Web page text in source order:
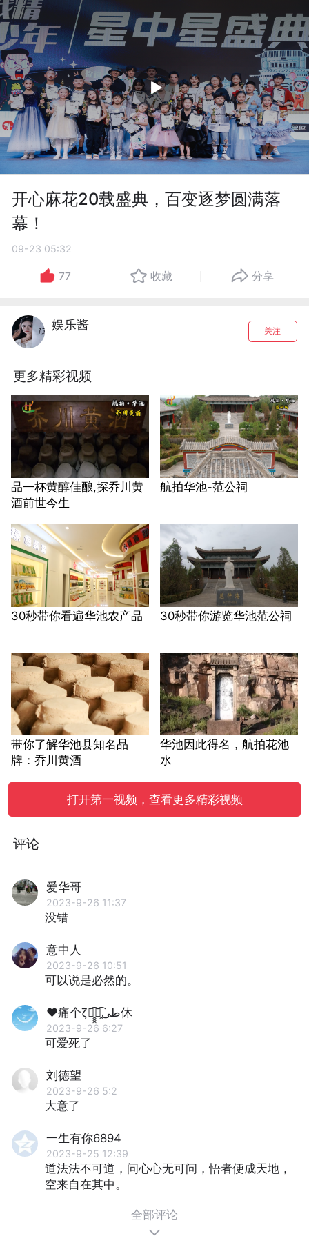
开心麻花20载盛典，百变逐梦圆满落
幕！
09-23 05:32
77 收藏 分享
娱乐酱 关注
更多精彩视频
品一杯黄醇佳酿,探乔川黄
酒前世今生
航拍华池-范公祠
30秒带你看遍华池农产品 30秒带你游览华池范公祠
带你了解华池县知名品
牌：乔川黄酒
华池因此得名，航拍花池
水
打开第一视频，查看更多精彩视频
评论
爱华哥
2023-9-26 11:37
没错
意中人
2023-9-26 10:51
可以说是必然的。
♥痛个ζั̯̯̯͡ั̯͡طى休
2023-9-26 6:27
可爱死了
刘德望
2023-9-26 5:2
大意了
一生有你6894
2023-9-25 12:39
道法法不可道，问心心无可问，悟者便成天地，
空来自在其中。
全部评论